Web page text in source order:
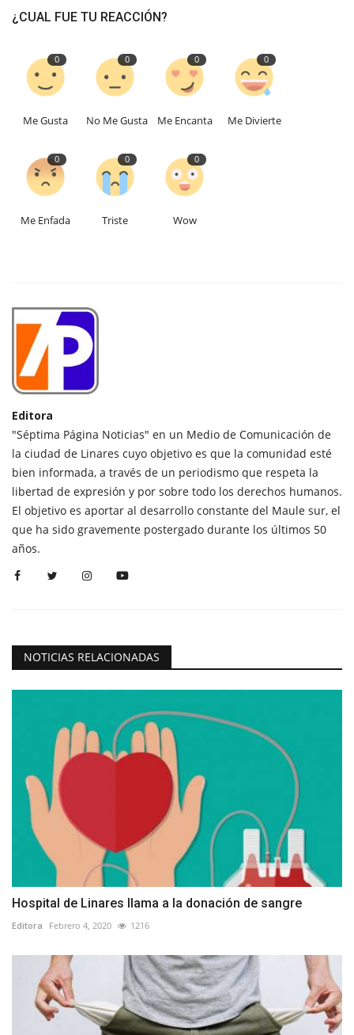
¿CUAL FUE TU REACCIÓN?
0
Me Gusta
0
No Me Gusta
0
Me Encanta
0
Me Divierte
0
Me Enfada
0
Triste
0
Wow
Editora
"Séptima Página Noticias" en un Medio de Comunicación de
la ciudad de Linares cuyo objetivo es que la comunidad esté
bien informada, a través de un periodismo que respeta la
libertad de expresión y por sobre todo los derechos humanos.
El objetivo es aportar al desarrollo constante del Maule sur, el
que ha sido gravemente postergado durante los últimos 50
años.
NOTICIAS RELACIONADAS
Hospital de Linares llama a la donación de sangre
Editora Febrero 4, 2020 1216